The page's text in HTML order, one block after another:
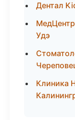
Дентал
Удэ
Клиника